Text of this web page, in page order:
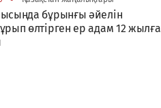
бұрынғы әйелін
өлтірген ер адам 12 жылға